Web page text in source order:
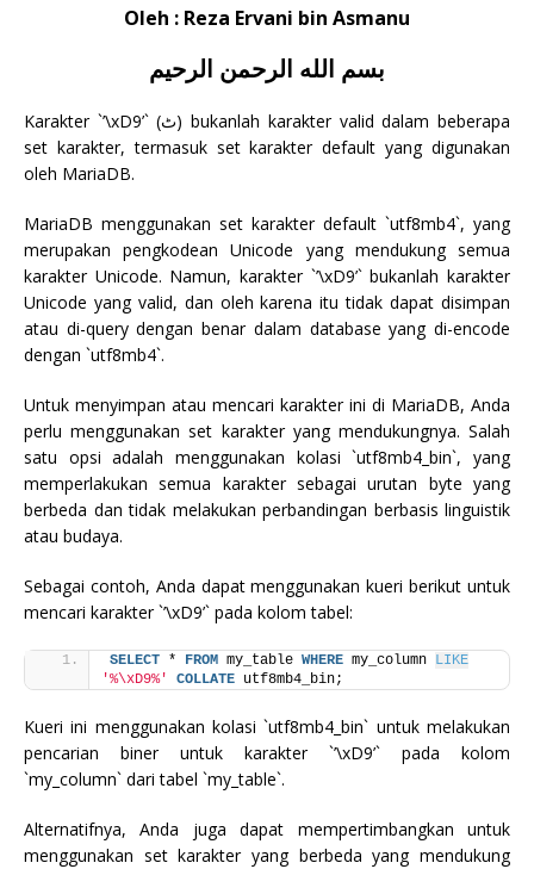
Oleh : Reza Ervani bin Asmanu
بسم الله الرحمن الرحيم
Karakter `’\xD9’` (ٹ) bukanlah karakter valid dalam beberapa
set karakter, termasuk set karakter default yang digunakan
oleh MariaDB.
MariaDB menggunakan set karakter default `utf8mb4`, yang
merupakan pengkodean Unicode yang mendukung semua
karakter Unicode. Namun, karakter `’\xD9’` bukanlah karakter
Unicode yang valid, dan oleh karena itu tidak dapat disimpan
atau di-query dengan benar dalam database yang di-encode
dengan `utf8mb4`.
Untuk menyimpan atau mencari karakter ini di MariaDB, Anda
perlu menggunakan set karakter yang mendukungnya. Salah
satu opsi adalah menggunakan kolasi `utf8mb4_bin`, yang
memperlakukan semua karakter sebagai urutan byte yang
berbeda dan tidak melakukan perbandingan berbasis linguistik
atau budaya.
Sebagai contoh, Anda dapat menggunakan kueri berikut untuk
mencari karakter `’\xD9’` pada kolom tabel:
SELECT * FROM my_table WHERE my_column LIKE
'%\xD9%'
COLLATE utf8mb4_bin;
Kueri ini menggunakan kolasi `utf8mb4_bin` untuk melakukan
pencarian biner untuk karakter `’\xD9’` pada kolom
`my_column` dari tabel `my_table`.
Alternatifnya, Anda juga dapat mempertimbangkan untuk
menggunakan set karakter yang berbeda yang mendukung